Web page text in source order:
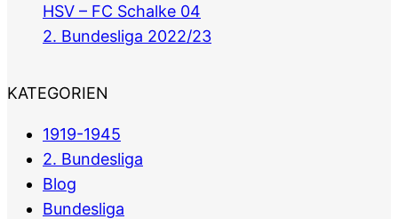
HSV – FC Schalke 04
2. Bundesliga 2022/23
KATEGORIEN
1919-1945
2. Bundesliga
Blog
Bundesliga